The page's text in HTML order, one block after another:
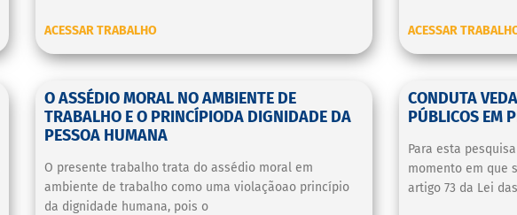
ACESSAR TRABALHO ACESSAR
O ASSÉDIO MORAL NO AMBIENTE DE
TRABALHO E O PRINCÍPIODA DIGNIDADE DA
PESSOA HUMANA
O presente trabalho trata do assédio moral em
ambiente de trabalho como uma violaçãoao princípio
da dignidade humana, pois o
CONDUTA
PÚBLICOS EM
Para esta
momento em que
artigo 73 da Lei das